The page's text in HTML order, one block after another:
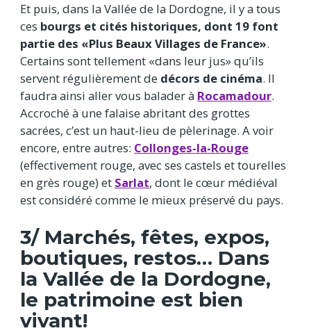
Et puis, dans la Vallée de la Dordogne, il y a tous
ces bourgs et cités historiques, dont 19 font
partie des «Plus Beaux Villages de France».
Certains sont tellement «dans leur jus» qu’ils
servent régulièrement de décors de cinéma. Il
faudra ainsi aller vous balader à Rocamadour.
Accroché à une falaise abritant des grottes
sacrées, c’est un haut-lieu de pèlerinage. A voir
encore, entre autres: Collonges-la-Rouge
(effectivement rouge, avec ses castels et tourelles
en grès rouge) et Sarlat, dont le cœur médiéval
est considéré comme le mieux préservé du pays.
3/ Marchés, fêtes, expos,
boutiques, restos… Dans
la Vallée de la Dordogne,
le patrimoine est bien
vivant!